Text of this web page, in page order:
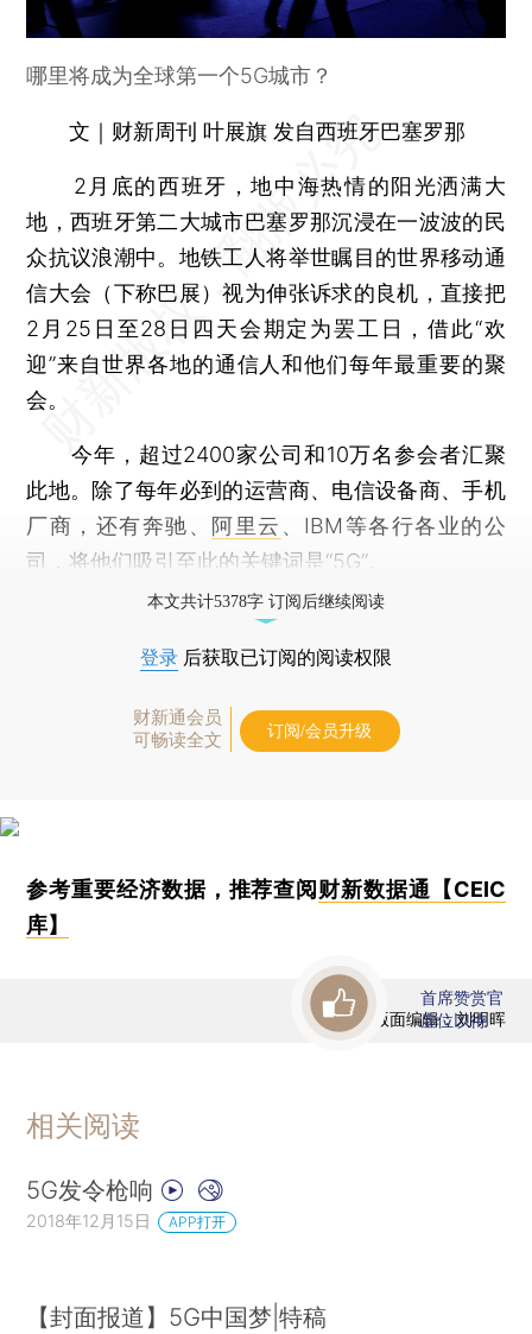
哪里将成为全球第一个5G城市？
文｜财新周刊 叶展旗 发自西班牙巴塞罗那
2月底的西班牙，地中海热情的阳光洒满大
地，西班牙第二大城市巴塞罗那沉浸在一波波的民
众抗议浪潮中。地铁工人将举世瞩目的世界移动通
信大会（下称巴展）视为伸张诉求的良机，直接把
2月25日至28日四天会期定为罢工日，借此“欢
迎”来自世界各地的通信人和他们每年最重要的聚
会。
今年，超过2400家公司和10万名参会者汇聚
此地。除了每年必到的运营商、电信设备商、手机
厂商，还有奔驰、 阿里云 、IBM等各行各业的公
司，将他们吸引至此的关键词是“5G”。
本文共计5378字 订阅后继续阅读
登录 后获取已订阅的阅读权限
财新通会员
可畅读全文
订阅/会员升级
参考重要经济数据，推荐查阅 财新数据通【CEIC
库】
版面编辑：刘明晖
首席赞赏官
虚位以待
相关阅读
5G发令枪响
2018年12月15日 APP打开
【封面报道】5G中国梦|特稿